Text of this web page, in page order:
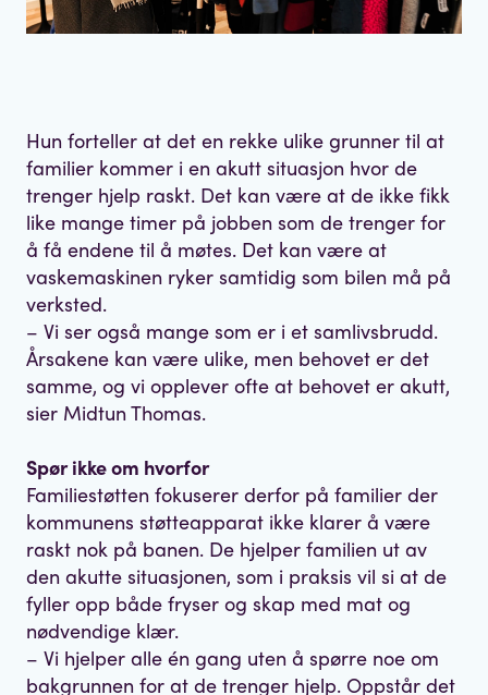
Hun forteller at det en rekke ulike grunner til at
familier kommer i en akutt situasjon hvor de
trenger hjelp raskt. Det kan være at de ikke fikk
like mange timer på jobben som de trenger for
å få endene til å møtes. Det kan være at
vaskemaskinen ryker samtidig som bilen må på
verksted.
– Vi ser også mange som er i et samlivsbrudd.
Årsakene kan være ulike, men behovet er det
samme, og vi opplever ofte at behovet er akutt,
sier Midtun Thomas.
Spør ikke om hvorfor
Familiestøtten fokuserer derfor på familier der
kommunens støtteapparat ikke klarer å være
raskt nok på banen. De hjelper familien ut av
den akutte situasjonen, som i praksis vil si at de
fyller opp både fryser og skap med mat og
nødvendige klær.
– Vi hjelper alle én gang uten å spørre noe om
bakgrunnen for at de trenger hjelp. Oppstår det